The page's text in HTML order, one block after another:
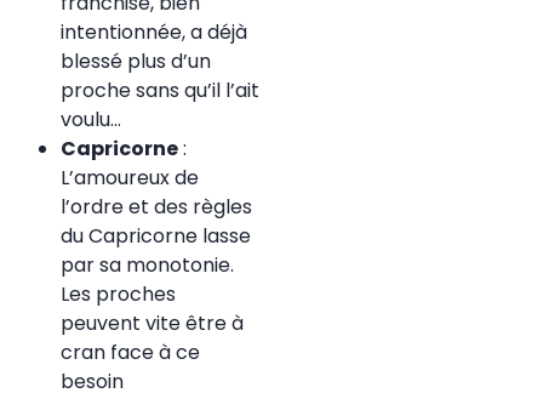
intentionnée, a déjà
blessé plus d’un
proche sans qu’il l’ait
voulu…
Capricorne:
L’amoureux de
l’ordre et des règles
du Capricorne lasse
par sa monotonie.
Les proches
peuvent vite être à
cran face à ce
besoin